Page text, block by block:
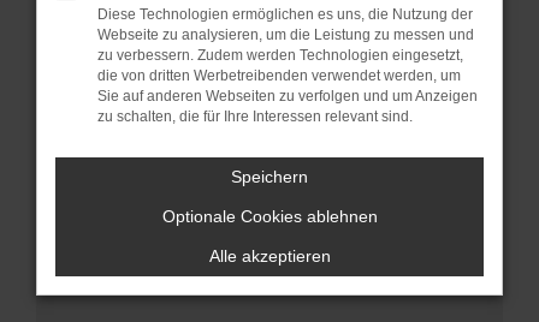
sind.
Veraltete Software birgt nicht nur ein
Sicherheitsrisiko, sondern kann auch dazu
führen, dass bestimmte Funktionen nicht mehr
unterstützt werden.
Wende dich an den Webseitenbetreiber.
Wenn du alle oben genannten Schritte versucht
hast, kontaktiere uns bitte. Wir werden
versuchen, das Problem zu beheben. Du kannst
uns diesen Text schicken, um uns bei der
Diese Technologien ermöglichen es uns, die Nutzung der
Webseite zu analysieren, um die Leistung zu messen und
zu verbessern. Zudem werden Technologien eingesetzt,
die von dritten Werbetreibenden verwendet werden, um
Sie auf anderen Webseiten zu verfolgen und um Anzeigen
zu schalten, die für Ihre Interessen relevant sind.
Speichern
Optionale Cookies ablehnen
Alle akzeptieren